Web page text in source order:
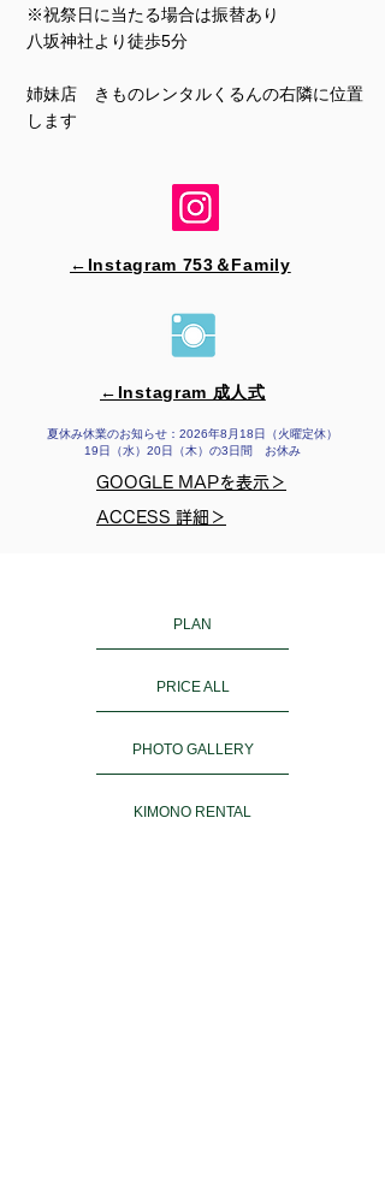
※祝祭日に当たる場合は振替あり
​​八坂神社より徒歩5分
姉妹店 きものレンタルくるんの右隣に位置
します
←Instagram 753＆​Family
←Instagram 成人式
夏休み休業のお知らせ：2026年8月18日（火曜定休）
19日（水）20日（木）の3日間 お休み
GOOGLE MAPを表示＞
ACCESS 詳細＞
PLAN
PRICE ALL
PHOTO GALLERY
KIMONO RENTAL